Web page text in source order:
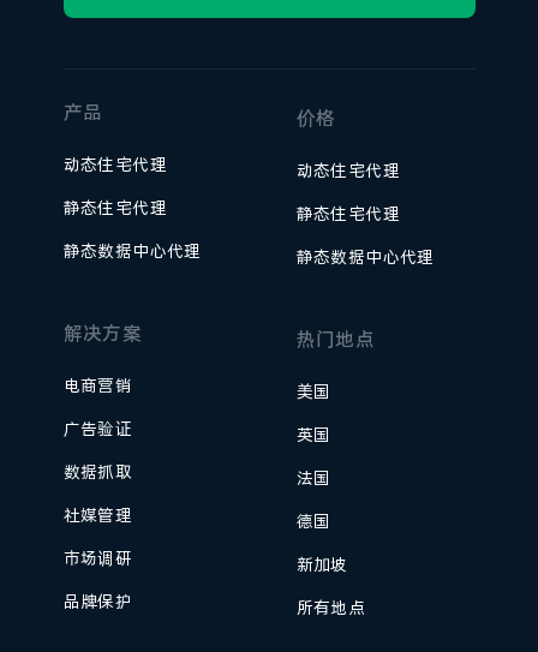
产品
动态住宅代理
静态住宅代理
静态数据中心代理
价格
动态住宅代理
静态住宅代理
静态数据中心代理
解决方案
电商营销
广告验证
数据抓取
社媒管理
市场调研
品牌保护
热门地点
美国
英国
法国
德国
新加坡
所有地点